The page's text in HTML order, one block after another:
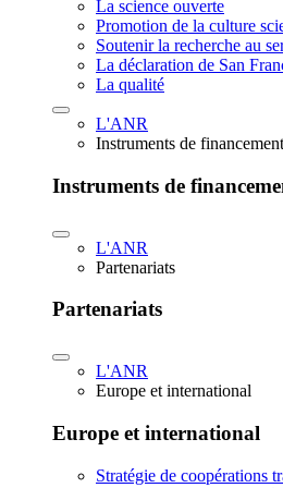
La science ouverte
Promotion de la culture
Soutenir la recherche au
La déclaration de San
La qualité
L'ANR
Instruments de financement
Instruments de
L'ANR
Partenariats
Partenariats
L'ANR
Europe et international
Europe et international
Stratégie de coopérations